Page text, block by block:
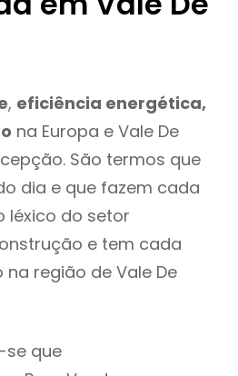
, eficiência energética,
na Europa e Vale De
São termos que
dia e que fazem cada
léxico do setor
e tem cada
região de Vale De
se que